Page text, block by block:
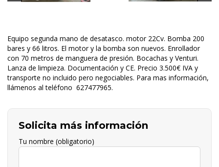
Equipo segunda mano de desatasco. motor 22Cv. Bomba 200
bares y 66 litros. El motor y la bomba son nuevos. Enrollador
con 70 metros de manguera de presión. Bocachas y Venturi.
Lanza de limpieza. Documentación y CE. Precio 3.500€ IVA y
transporte no incluido pero negociables. Para mas información,
llámenos al teléfono 627477965.
Solicita más información
Tu nombre (obligatorio)